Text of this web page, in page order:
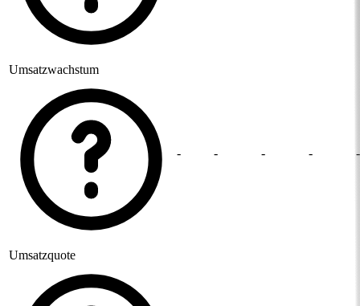
Umsatzwachstum
- - - - -
Umsatzquote